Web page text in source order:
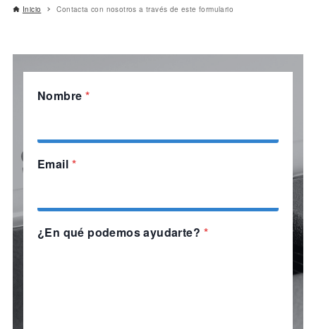
Inicio Contacta con nosotros a través de este formulario
Nombre *
Email *
¿En qué podemos ayudarte? *